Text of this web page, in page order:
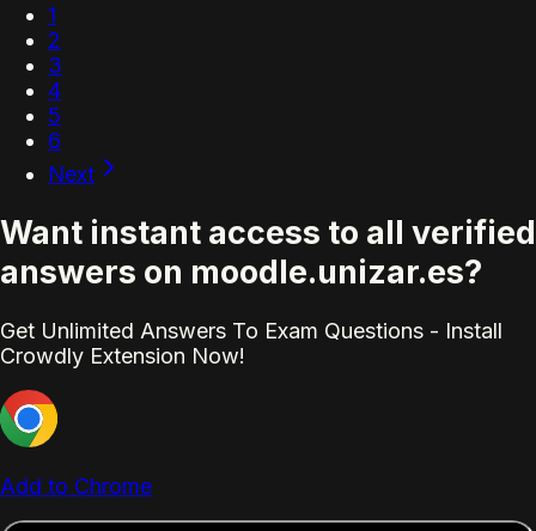
1
2
3
4
5
6
Next
Want instant access to all verified
answers on moodle.unizar.es?
Get Unlimited Answers To Exam Questions - Install
Crowdly Extension Now!
Add to Chrome